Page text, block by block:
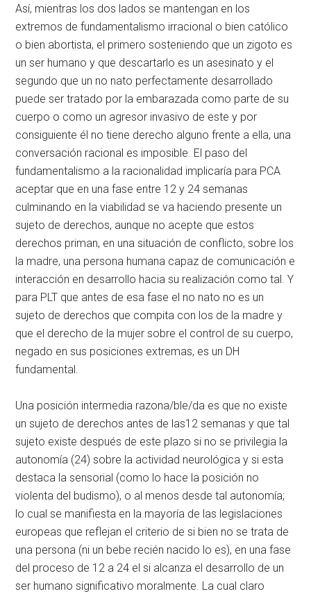
Así, mientras los dos lados se mantengan en los
extremos de fundamentalismo irracional o bien católico
o bien abortista, el primero sosteniendo que un zigoto es
un ser humano y que descartarlo es un asesinato y el
segundo que un no nato perfectamente desarrollado
puede ser tratado por la embarazada como parte de su
cuerpo o como un agresor invasivo de este y por
consiguiente él no tiene derecho alguno frente a ella, una
conversación racional es imposible. El paso del
fundamentalismo a la racionalidad implicaría para PCA
aceptar que en una fase entre 12 y 24 semanas
culminando en la viabilidad se va haciendo presente un
sujeto de derechos, aunque no acepte que estos
derechos priman, en una situación de conflicto, sobre los
la madre, una persona humana capaz de comunicación e
interacción en desarrollo hacia su realización como tal. Y
para PLT que antes de esa fase el no nato no es un
sujeto de derechos que compita con los de la madre y
que el derecho de la mujer sobre el control de su cuerpo,
negado en sus posiciones extremas, es un DH
fundamental.
Una posición intermedia razona/ble/da es que no existe
un sujeto de derechos antes de las12 semanas y que tal
sujeto existe después de este plazo si no se privilegia la
autonomía (24) sobre la actividad neurológica y si esta
destaca la sensorial (como lo hace la posición no
violenta del budismo), o al menos desde tal autonomía;
lo cual se manifiesta en la mayoría de las legislaciones
europeas que reflejan el criterio de si bien no se trata de
una persona (ni un bebe recién nacido lo es), en una fase
del proceso de 12 a 24 el si alcanza el desarrollo de un
ser humano significativo moralmente. La cual claro